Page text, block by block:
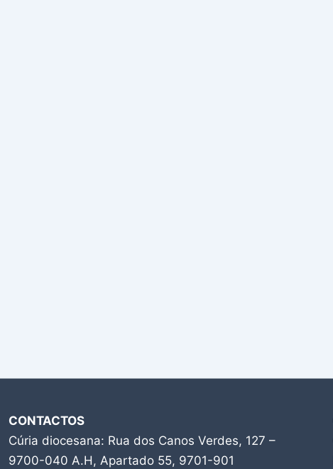
CONTACTOS
Cúria diocesana: Rua dos Canos Verdes, 127 –
9700-040 A.H, Apartado 55, 9701-901